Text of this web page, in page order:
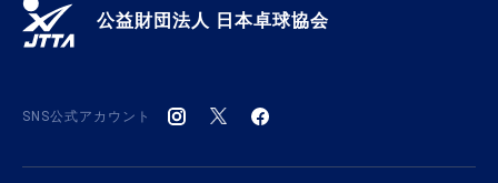
公益財団法人 日本卓球協会
SNS公式アカウント